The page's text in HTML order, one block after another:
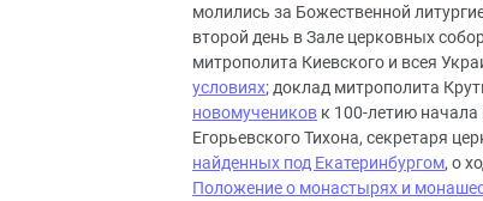
молились за Божественной
второй день в Зале церковных
митрополита Киевского и всея
условиях; доклад митрополита
новомучеников к 100-летию
Егорьевского Тихона, секретаря
найденных под Екатеринбургом, о
Положение о монастырях и